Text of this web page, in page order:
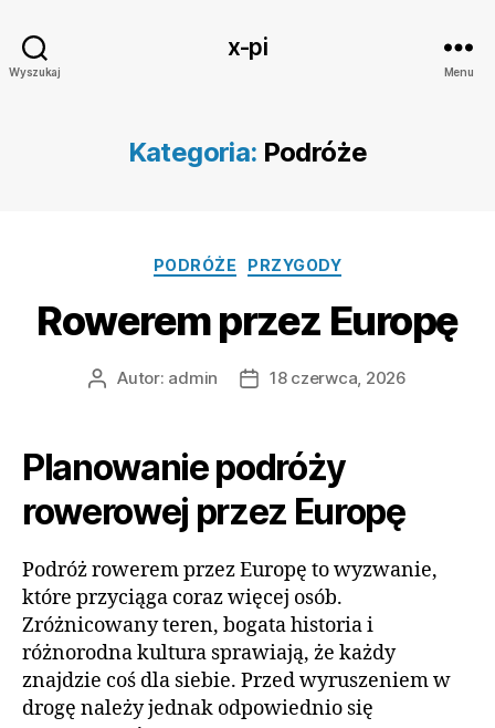
Wyszukaj
x-pi
Menu
Kategoria: Podróże
Kategorie
PODRÓŻE PRZYGODY
Rowerem przez Europę
AutorAutor: admin
Data18 czerwca, 2026
Planowanie podróży
rowerowej przez Europę
Podróż rowerem przez Europę to wyzwanie,
które przyciąga coraz więcej osób.
Zróżnicowany teren, bogata historia i
różnorodna kultura sprawiają, że każdy
znajdzie coś dla siebie. Przed wyruszeniem w
drogę należy jednak odpowiednio się